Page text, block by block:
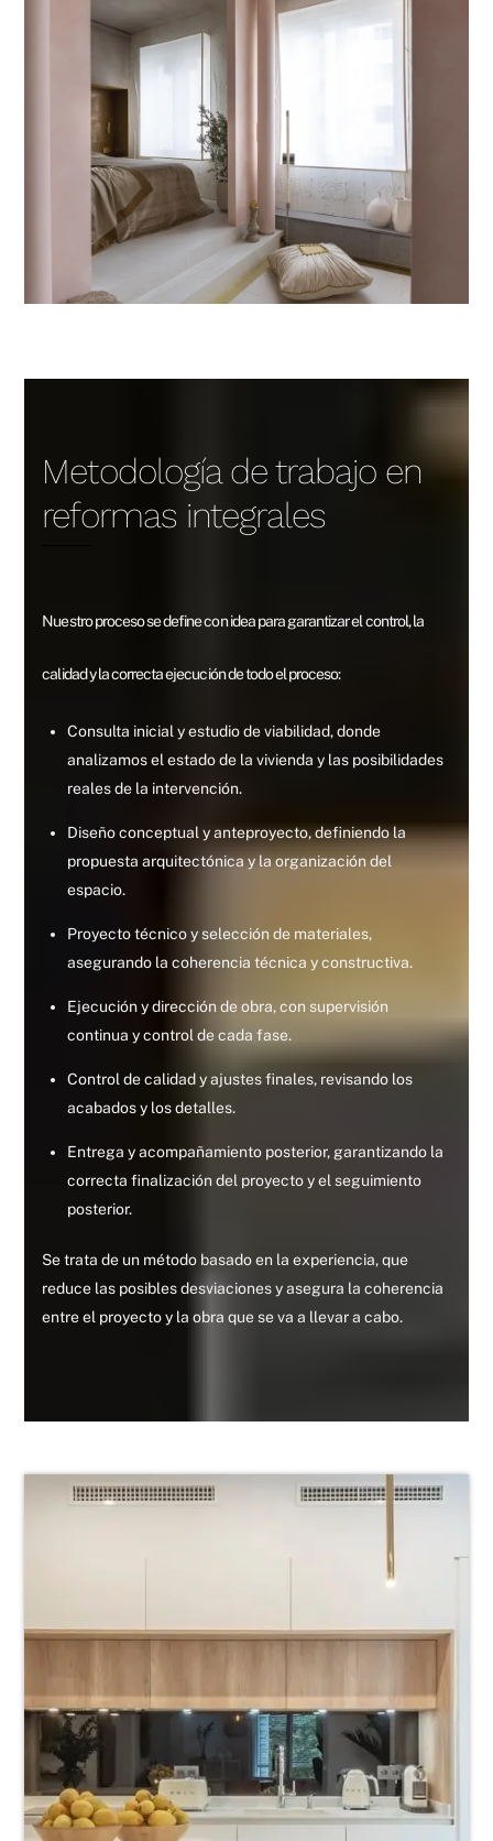
Metodología de trabajo en
reformas integrales
Nuestro proceso se define con idea para garantizar el control, la
calidad y la correcta ejecución de todo el proceso:
Consulta inicial y estudio de viabilidad, donde
analizamos el estado de la vivienda y las posibilidades
reales de la intervención.
Diseño conceptual y anteproyecto, definiendo la
propuesta arquitectónica y la organización del
espacio.
Proyecto técnico y selección de materiales,
asegurando la coherencia técnica y constructiva.
Ejecución y dirección de obra, con supervisión
continua y control de cada fase.
Control de calidad y ajustes finales, revisando los
acabados y los detalles.
Entrega y acompañamiento posterior, garantizando la
correcta finalización del proyecto y el seguimiento
posterior.
Se trata de un método basado en la experiencia, que
reduce las posibles desviaciones y asegura la coherencia
entre el proyecto y la obra que se va a llevar a cabo.